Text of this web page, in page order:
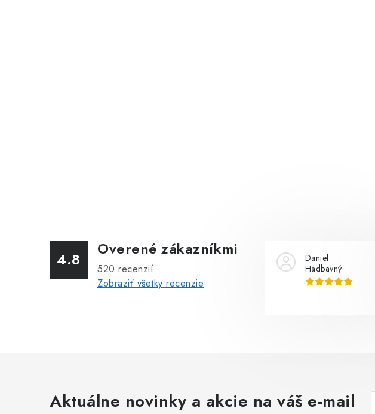
4.8
Overené zákazníkmi
520 recenzií.
Zobraziť všetky recenzie
Daniel
Hadbavný
Aktuálne novinky a akcie na váš e-mail